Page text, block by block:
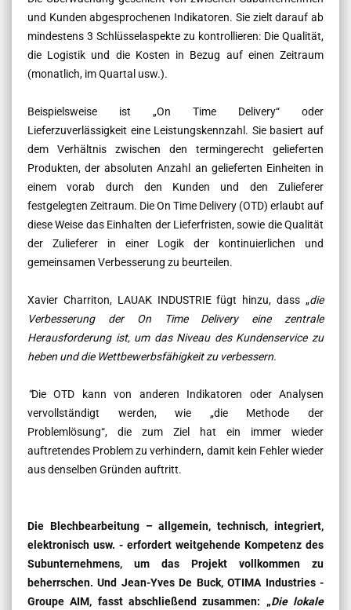
und Kunden abgesprochenen Indikatoren. Sie zielt darauf ab
mindestens 3 Schlüsselaspekte zu kontrollieren: Die Qualität,
die Logistik und die Kosten in Bezug auf einen Zeitraum
(monatlich, im Quartal usw.).
Beispielsweise ist „On Time Delivery“ oder
Lieferzuverlässigkeit eine Leistungskennzahl. Sie basiert auf
dem Verhältnis zwischen den termingerecht gelieferten
Produkten, der absoluten Anzahl an gelieferten Einheiten in
einem vorab durch den Kunden und den Zulieferer
festgelegten Zeitraum. Die On Time Delivery (OTD) erlaubt auf
diese Weise das Einhalten der Lieferfristen, sowie die Qualität
der Zulieferer in einer Logik der kontinuierlichen und
gemeinsamen Verbesserung zu beurteilen.
Xavier Charriton,LAUAK INDUSTRIE fügt hinzu, dass „die
Verbesserung der On Time Delivery eine zentrale
Herausforderung ist, um das Niveau des Kundenservice zu
heben und die Wettbewerbsfähigkeit zu verbessern.
“Die OTD kann von anderen Indikatoren oder Analysen
vervollständigt werden, wie „die Methode der
Problemlösung“, die zum Ziel hat ein immer wieder
auftretendes Problem zu verhindern, damit kein Fehler wieder
aus denselben Gründen auftritt.
Die Blechbearbeitung – allgemein, technisch, integriert,
elektronisch usw. - erfordert weitgehende Kompetenz des
Subunternehmens, um das Projekt vollkommen zu
beherrschen. Und Jean-Yves De Buck, OTIMA Industries -
Groupe AIM, fasst abschließend zusammen: „Die lokale